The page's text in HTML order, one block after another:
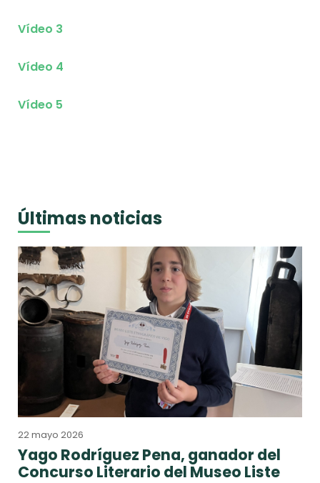
Vídeo 3
Vídeo 4
Vídeo 5
Últimas noticias
22 mayo 2026
Yago Rodríguez Pena, ganador del
Concurso Literario del Museo Liste